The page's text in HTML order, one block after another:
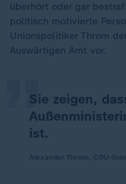
überhört oder gar
politisch motivierte
Unionspolitiker Throm
Auswärtigen Amt vor.
Sie zeigen,
ist.
„